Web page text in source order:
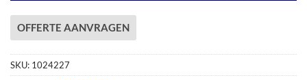
OFFERTE AANVRAGEN
SKU: 1024227